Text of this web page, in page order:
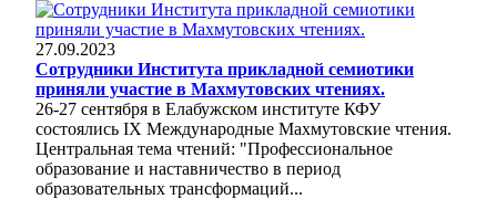
27.09.2023
Сотрудники Института прикладной семиотики
приняли участие в Махмутовских чтениях.
26-27 сентября в Елабужском институте КФУ
состоялись IX Международные Махмутовские чтения.
Центральная тема чтений: "Профессиональное
образование и наставничество в период
образовательных трансформаций...